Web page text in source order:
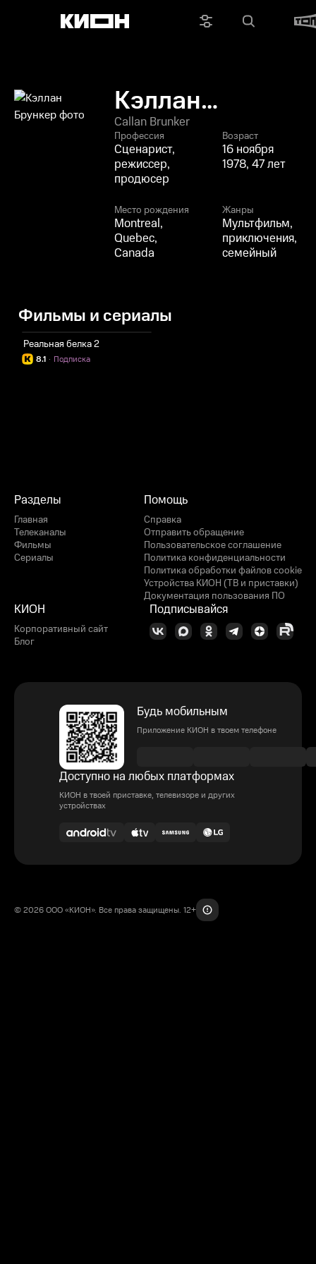
Кэллан
Брункер
Callan Brunker
Профессия
Сценарист,
режиссер,
продюсер
Возраст
16 ноября
1978, 47 лет
Место рождения
Montreal,
Quebec,
Canada
Жанры
Мультфильм,
приключения,
семейный
Фильмы и сериалы
Реальная белка 2
8.1 Подписка
·
Разделы
Главная
Телеканалы
Фильмы
Сериалы
Помощь
Справка
Отправить обращение
Пользовательское соглашение
Политика конфиденциальности
Политика обработки файлов cookie
Устройства КИОН (ТВ и приставки)
Документация пользования ПО
КИОН
Корпоративный сайт
Блог
Подписывайся
Будь мобильным
Приложение КИОН в твоем телефоне
Доступно на любых платформах
КИОН в твоей приставке, телевизоре и других
устройствах
© 2026 ООО «КИОН». Все права защищены. 12+